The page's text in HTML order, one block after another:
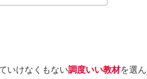
いけなくもない調度いい教材を選